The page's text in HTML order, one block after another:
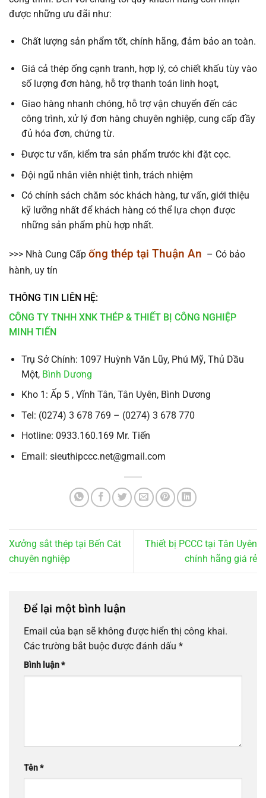
được những ưu đãi như:
Chất lượng sản phẩm tốt, chính hãng, đảm bảo an toàn.
Giá cả thép ống cạnh tranh, hợp lý, có chiết khấu tùy vào
số lượng đơn hàng, hỗ trợ thanh toán linh hoạt,
Giao hàng nhanh chóng, hỗ trợ vận chuyển đến các
công trình, xử lý đơn hàng chuyên nghiệp, cung cấp đầy
đủ hóa đơn, chứng từ.
Được tư vấn, kiểm tra sản phẩm trước khi đặt cọc.
Đội ngũ nhân viên nhiệt tình, trách nhiệm
Có chính sách chăm sóc khách hàng, tư vấn, giới thiệu
kỹ lưỡng nhất để khách hàng có thể lựa chọn được
những sản phẩm phù hợp nhất.
>>> Nhà Cung Cấp ống thép tại Thuận An – Có bảo
hành, uy tín
THÔNG TIN LIÊN HỆ:
CÔNG TY TNHH XNK THÉP & THIẾT BỊ CÔNG NGHIỆP
MINH TIẾN
Trụ Sở Chính: 1097 Huỳnh Văn Lũy, Phú Mỹ, Thủ Dầu
Một, Bình Dương
Kho 1: Ấp 5 , Vĩnh Tân, Tân Uyên, Bình Dương
Tel: (0274) 3 678 769 – (0274) 3 678 770
Hotline: 0933.160.169 Mr. Tiến
Email: sieuthipccc.net@gmail.com
Xưởng sắt thép tại Bến Cát
chuyên nghiệp
Thiết bị PCCC tại Tân Uyên
chính hãng giá rẻ
Để lại một bình luận
Email của bạn sẽ không được hiển thị công khai.
Các trường bắt buộc được đánh dấu *
Bình luận*
Tên*